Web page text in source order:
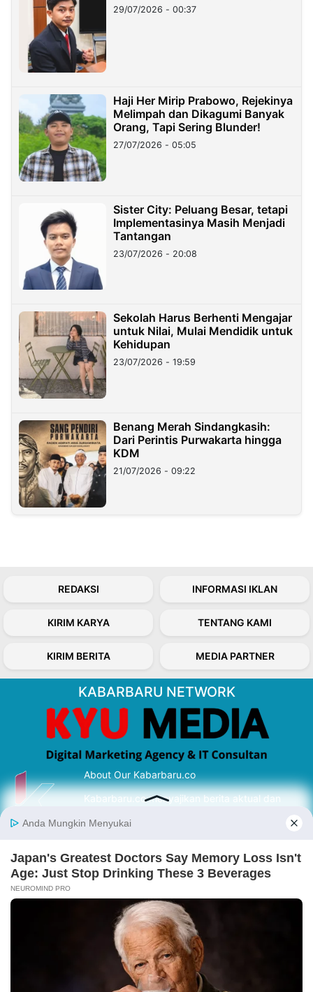
29/07/2026 - 00:37
Haji Her Mirip Prabowo, Rejekinya
Melimpah dan Dikagumi Banyak
Orang, Tapi Sering Blunder!
27/07/2026 - 05:05
Sister City: Peluang Besar, tetapi
Implementasinya Masih Menjadi
Tantangan
23/07/2026 - 20:08
Sekolah Harus Berhenti Mengajar
untuk Nilai, Mulai Mendidik untuk
Kehidupan
23/07/2026 - 19:59
Benang Merah Sindangkasih:
Dari Perintis Purwakarta hingga
KDM
21/07/2026 - 09:22
REDAKSI INFORMASI IKLAN
KIRIM KARYA TENTANG KAMI
KIRIM BERITA MEDIA PARTNER
KABARBARU NETWORK
About Our Kabarbaru.co
Kabarbaru.co menyajikan berita aktual dan
serta terverifikasi dari sumber yang tepat.
Follow Kabarbaru
Kabarbaru.co
Copyright © 2026. All rights reserved